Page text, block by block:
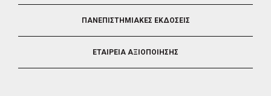
ΠΑΝΕΠΙΣΤΗΜΙΑΚΕΣ ΕΚΔΟΣΕΙΣ
ΕΤΑΙΡΕΙΑ ΑΞΙΟΠΟΙΗΣΗΣ